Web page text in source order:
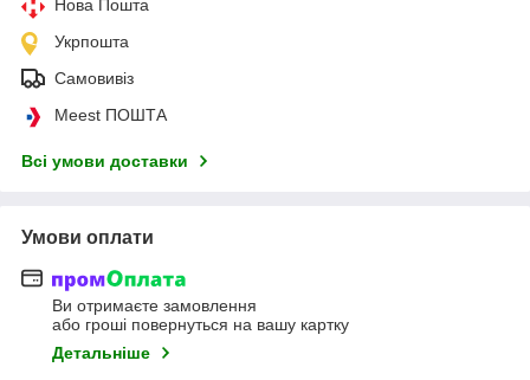
Нова Пошта
Укрпошта
Самовивіз
Meest ПОШТА
Всі умови доставки
Умови оплати
Ви отримаєте замовлення
або гроші повернуться на вашу картку
Детальніше